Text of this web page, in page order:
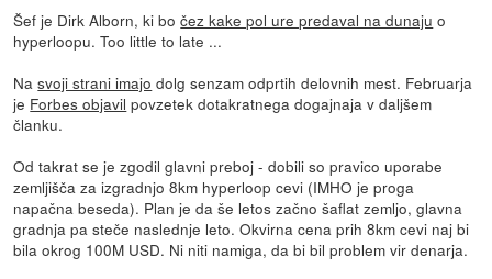
Šef je Dirk Alborn, ki bočez kake pol ure predaval na dunaju o
hyperloopu. Too little to late ...
Nasvoji strani imajo dolg senzam odprtih delovnih mest. Februarja
je Forbes objavil povzetek dotakratnega dogajnaja v daljšem
članku.
Od takrat se je zgodil glavni preboj - dobili so pravico uporabe
zemljišča za izgradnjo 8km hyperloop cevi (IMHO je proga
napačna beseda). Plan je da še letos začno šaflat zemljo, glavna
gradnja pa steče naslednje leto. Okvirna cena prih 8km cevi naj bi
bila okrog 100M USD. Ni niti namiga, da bi bil problem vir denarja.